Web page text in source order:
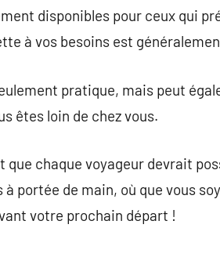
disponibles pour ceux qui
à vos besoins est
pratique, mais peut
êtes loin de chez vous.
chaque voyageur devrait
portée de main, où que vous
votre prochain départ !